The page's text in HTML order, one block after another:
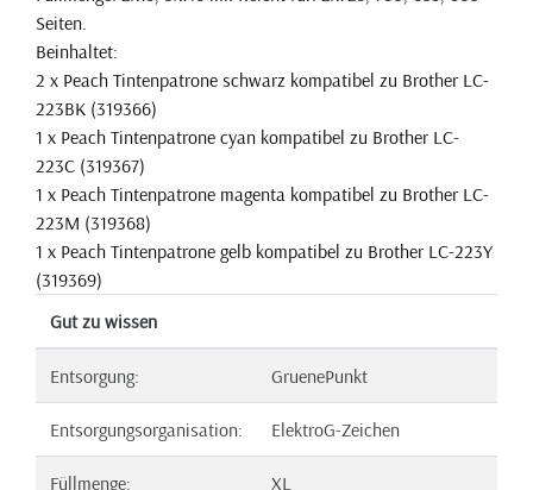
Seiten.
Beinhaltet:
2 x Peach Tintenpatrone schwarz kompatibel zu Brother LC-
223BK (319366)
1 x Peach Tintenpatrone cyan kompatibel zu Brother LC-
223C (319367)
1 x Peach Tintenpatrone magenta kompatibel zu Brother LC-
223M (319368)
1 x Peach Tintenpatrone gelb kompatibel zu Brother LC-223Y
(319369)
Gut zu wissen
Entsorgung: GruenePunkt
Entsorgungsorganisation: ElektroG-Zeichen
Füllmenge: XL